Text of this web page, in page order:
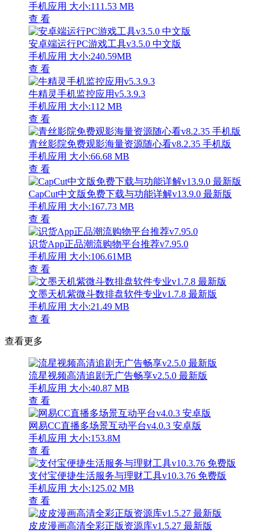
手机应用 大小:111.53 MB
查 看
安卓端运行PC游戏工具v3.5.0 中文版
手机应用 大小:240.59MB
查 看
牛精灵手机监控应用v5.3.9.3
手机应用 大小:112 MB
查 看
青丝影院免费观影海量资源随心看v8.2.35 手机版
手机应用 大小:66.68 MB
查 看
CapCut中文版免费下载与功能详解v13.9.0 最新版
手机应用 大小:167.73 MB
查 看
识货App正品潮流购物平台推荐v7.95.0
手机应用 大小:106.61MB
查 看
文墨天机紫微斗数排盘软件专业v1.7.8 最新版
手机应用 大小:21.49 MB
查 看
查看更多
流星视频高清追剧无广告畅享v2.5.0 最新版
手机应用 大小:40.87 MB
查 看
网易CC直播多场景互动平台v4.0.3 安卓版
手机应用 大小:153.8M
查 看
支付宝便捷生活服务与理财工具v10.3.76 免费版
手机应用 大小:125.02 MB
查 看
皮皮漫画高清全彩正版资源库v1.5.27 最新版